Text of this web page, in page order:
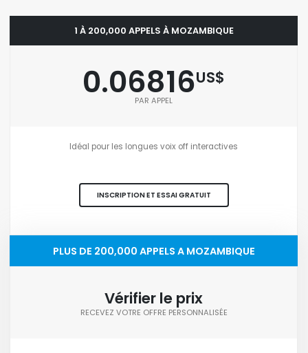
1 À 200,000 APPELS À MOZAMBIQUE
0.06816US$
PAR APPEL
Idéal pour les longues voix off interactives
INSCRIPTION ET ESSAI GRATUIT
PLUS DE 200,000 APPELS A MOZAMBIQUE
Vérifier le prix
RECEVEZ VOTRE OFFRE PERSONNALISÉE